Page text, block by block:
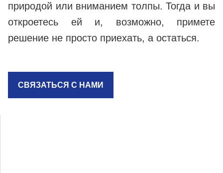
природой или вниманием толпы. Тогда и вы
откроетесь ей и, возможно, примете
решение не просто приехать, а остаться.
СВЯЗАТЬСЯ С НАМИ